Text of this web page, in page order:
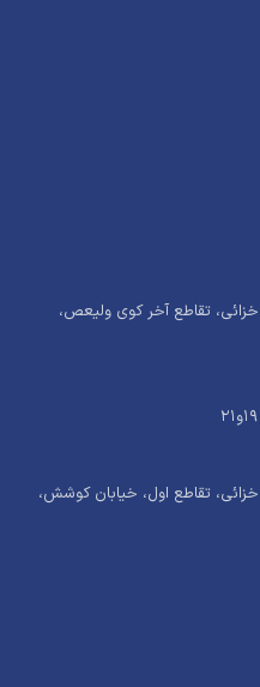
تقاطع آخر کوی ولیعص،
تقاطع اول، خیابان کوشش،